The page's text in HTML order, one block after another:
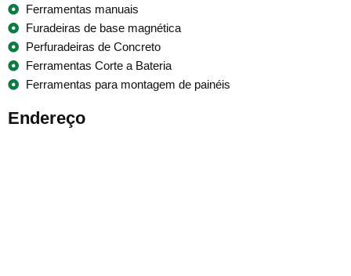
Ferramentas manuais
Furadeiras de base magnética
Perfuradeiras de Concreto
Ferramentas Corte a Bateria
Ferramentas para montagem de painéis
Endereço